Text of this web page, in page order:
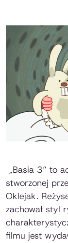
„Basia 3” to
stworzonej
Oklejak.
zachował styl
filmu jest